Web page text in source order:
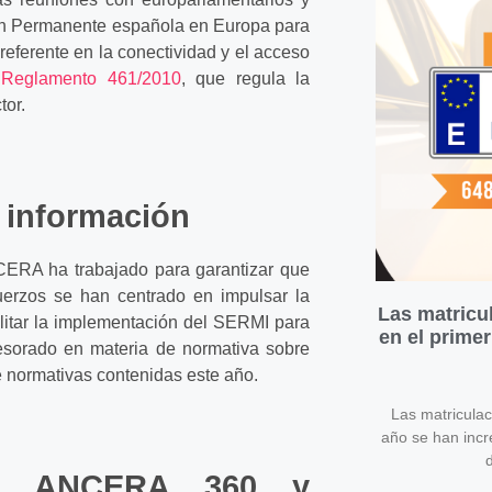
española en Europa para
en la conectividad y el acceso
Reglamento 461/2010, que regula la
información
ha trabajado para garantizar que
se han centrado en impulsar la
la implementación del SERMI para
en materia de normativa sobre
contenidas este año.
Las
en el
Las
año se han